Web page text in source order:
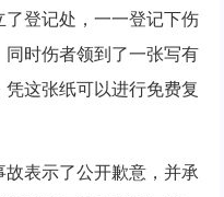
登记处，一一登记下伤
时伤者领到了一张写有
这张纸可以进行免费复
表示了公开歉意，并承